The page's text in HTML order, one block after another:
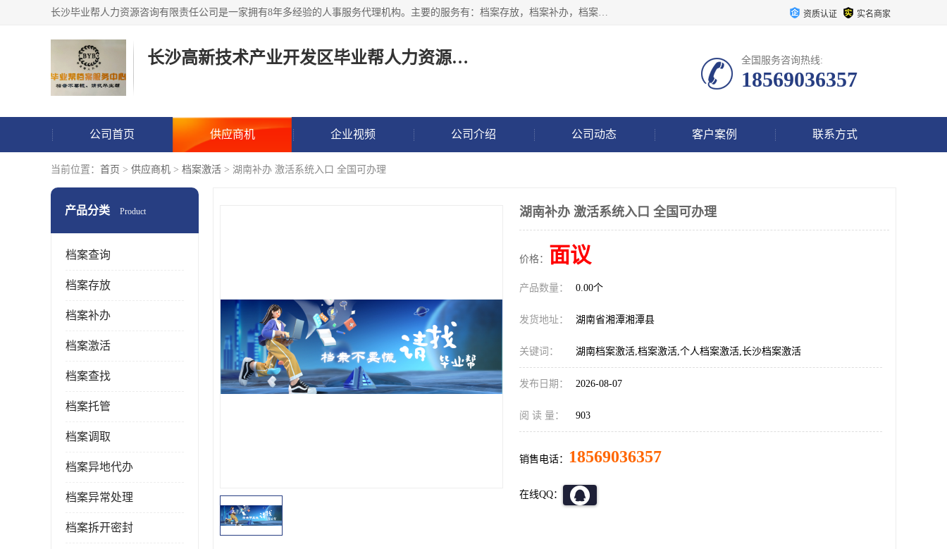
长沙毕业帮人力资源咨询有限责任公司是一家拥有8年多经验的人事服务代理机构。主要的服务有：档案存放，档案补办，档案激活，档案查询，档案查找，档案托管，档案调取，档案异地代办，档案异常处理 等；提供毕业档案处理、人事档案服务、商务代理代办、个人档案等服务，同时办事过程全程与客户沟通，确保真实、安全、可靠！ 资质认证 实名商家
长沙高新技术产业开发区毕业帮人力资源咨询有限责任公司 全国服务咨询热线:
18569036357
公司首页 供应商机 企业视频 公司介绍 公司动态 客户案例 联系方式
当前位置： 首页 > 供应商机 > 档案激活 > 湖南补办 激活系统入口 全国可办理
产品分类 Product
档案查询
档案存放
档案补办
档案激活
档案查找
档案托管
档案调取
档案异地代办
档案异常处理
档案拆开密封
湖南补办 激活系统入口 全国可办理
价格： 面议
产品数量： 0.00个
发货地址： 湖南省湘潭湘潭县
关键词： 湖南档案激活,档案激活,个人档案激活,长沙档案激活
发布日期： 2026-08-07
阅 读 量： 903
销售电话： 18569036357
在线QQ：